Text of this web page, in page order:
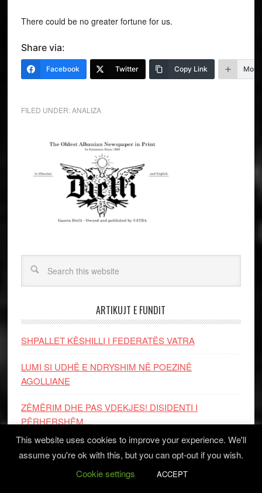
There could be no greater fortune for us.
Share via:
Facebook Twitter Copy Link More
FILED UNDER:ANALIZA
ARTIKUJT E FUNDIT
SHPALLET KËSHILLI I FEDERATËS VATRA
LUMI SI UDHË E NDRYSHIM NË POEZINË
AGOLLIANE
ZËMËRIM DHE PAS VDEKJES! DISIDENTI I
PËRHERSHËM…
Patriotë nga Shqipëria vizituan Vatrën
Mirëseardhje në Shqipëri, Ambasador Eric Wendt
This website uses cookies to improve your experience. We'll
assume you're ok with this, but you can opt-out if you wish.
Cookie settings
ACCEPT